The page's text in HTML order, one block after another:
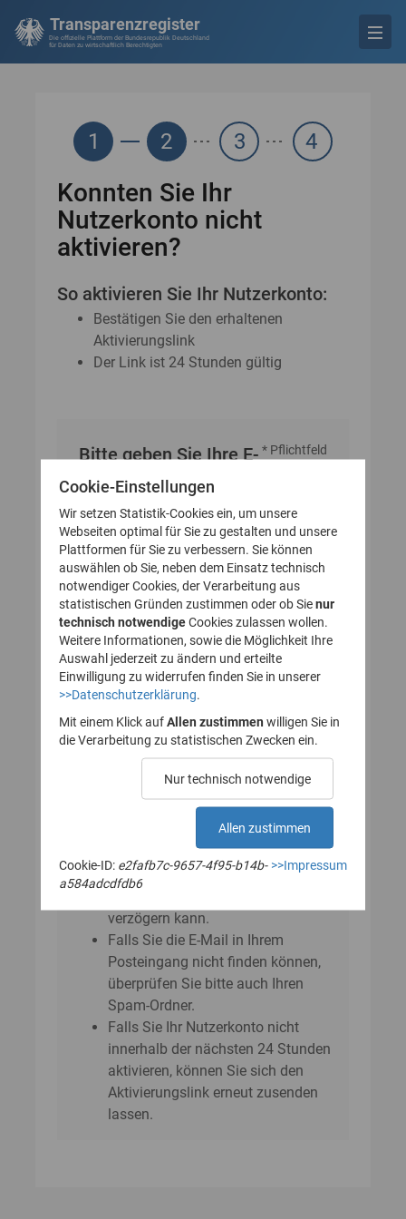
Transparenzregister
Die offizielle Plattform der Bundesrepublik Deutschland
für Daten zu wirtschaftlich Berechtigten
1 2 3 4
Konnten Sie Ihr
Nutzerkonto nicht
aktivieren?
So aktivieren Sie Ihr Nutzerkonto:
Bestätigen Sie den erhaltenen
Aktivierungslink
Der Link ist 24 Stunden gültig
* Pflichtfeld
Bitte geben Sie Ihre E-
Mail-Adresse an
E-Mail-Adresse
Probleme beim Empfang der
Bitte beachten Sie, dass sich der
Versand der E-Mail um einige
verzögern kann.
Falls Sie die E-Mail in Ihrem
Posteingang nicht finden können,
überprüfen Sie bitte auch Ihren
Spam-Ordner.
Falls Sie Ihr Nutzerkonto nicht
innerhalb der nächsten 24 Stunden
aktivieren, können Sie sich den
Aktivierungslink erneut zusenden
lassen.
Cookie-Einstellungen
Wir setzen Statistik-Cookies ein, um unsere
Webseiten optimal für Sie zu gestalten und unsere
Plattformen für Sie zu verbessern. Sie können
auswählen ob Sie, neben dem Einsatz technisch
notwendiger Cookies, der Verarbeitung aus
statistischen Gründen zustimmen oder ob Sienur
technisch notwendigeCookies zulassen wollen.
Weitere Informationen, sowie die Möglichkeit Ihre
Auswahl jederzeit zu ändern und erteilte
Einwilligung zu widerrufen finden Sie in unserer
>>Datenschutzerklärung.
Mit einem Klick aufAllen zustimmen willigen Sie in
die Verarbeitung zu statistischen Zwecken ein.
Nur technisch notwendige
Allen zustimmen
Cookie-ID: e2fafb7c-9657-4f95-b14b-
a584adcdfdb6
>>Impressum